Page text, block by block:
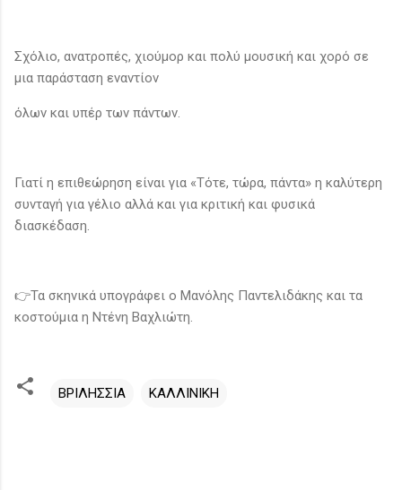
Σχόλιο, ανατροπές, χιούμορ και πολύ μουσική και χορό σε
μια παράσταση εναντίον
όλων και υπέρ των πάντων.
Γιατί η επιθεώρηση είναι για «Τότε, τώρα, πάντα» η καλύτερη
συνταγή για γέλιο αλλά και για κριτική και φυσικά
διασκέδαση.
👉Τα σκηνικά υπογράφει ο Μανόλης Παντελιδάκης και τα
κοστούμια η Ντένη Βαχλιώτη.
ΒΡΙΛΗΣΣΙΑ ΚΑΛΛΙΝΙΚΗ